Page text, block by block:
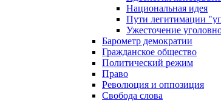
Национальная идея
Пути легитимации
Ужесточение
Барометр демократии
Гражданское общество
Политический режим
Право
Революция и оппозиция
Свобода слова